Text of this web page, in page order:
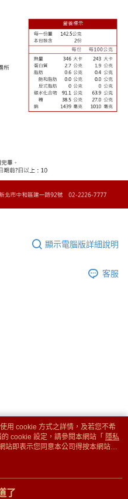
顯示電腦版詳細說明
客服
用 cookie 方式之詳情，及若您不希
cookie 設定，請參閱本網站「 隱私
站即表示您同意本公司得按本網站使
了